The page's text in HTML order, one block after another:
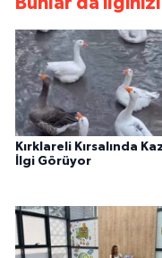
Kırklareli Kırsalında
İlgi Görüyor